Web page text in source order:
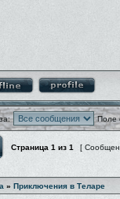
Поле
Страница 1 из 1 [
» Приключения в Теларе